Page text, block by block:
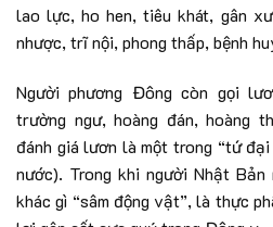
lao lực, ho hen, tiêu khát, gân
nhược, trĩ nội, phong thấp, bệnh
Người phương Đông còn gọi
trường ngư, hoàng đán, hoàng
đánh giá lươn là một trong “tứ
nước). Trong khi người Nhật
khác gì “sâm động vật”, là thực